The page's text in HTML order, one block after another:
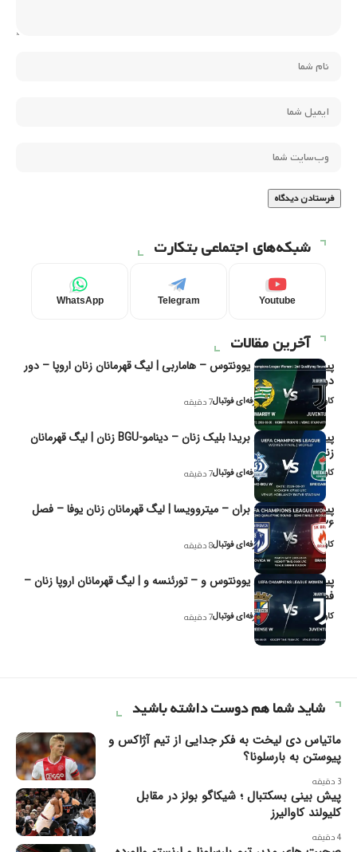
شبکه‌های اجتماعی بتکارت
Youtube
Telegram
WhatsApp
آخرین مقالات
پیش‌بینی و تحلیل یوونتوس – هاماربی | لیگ قهرمانان زنان اروپا – دور
دوم مرحله
کاوه نیک‌فر، تحلیل‌گر حرفه‌ای فوتبال7 دقیقه
پیش‌بینی و تحلیل بریدا بلیک زنان – دینامو-BGU زنان | لیگ قهرمانان
زنان یوفا
کاوه نیک‌فر، تحلیل‌گر حرفه‌ای فوتبال7 دقیقه
پیش‌بینی و تحلیل بران – میتروویسا | لیگ قهرمانان زنان یوفا – فصل
۲۰۲۶
کاوه نیک‌فر، تحلیل‌گر حرفه‌ای فوتبال8 دقیقه
پیش‌بینی و تحلیل یوونتوس و – تورئنسه و | لیگ قهرمانان اروپا زنان –
فصل ۲۰۲۶
کاوه نیک‌فر، تحلیل‌گر حرفه‌ای فوتبال7 دقیقه
شاید شما هم دوست داشته باشید
ماتیاس دی لیخت به فکر جدایی از تیم آژاکس و
پیوستن به بارسلونا؟
3 دقیقه
پیش بینی بسکتبال ؛ شیکاگو بولز در مقابل
کلیولند کاوالیرز
4 دقیقه